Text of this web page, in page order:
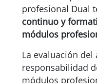
profesional Dual
continuo y
módulos
La evaluación
responsabilidad
módulos